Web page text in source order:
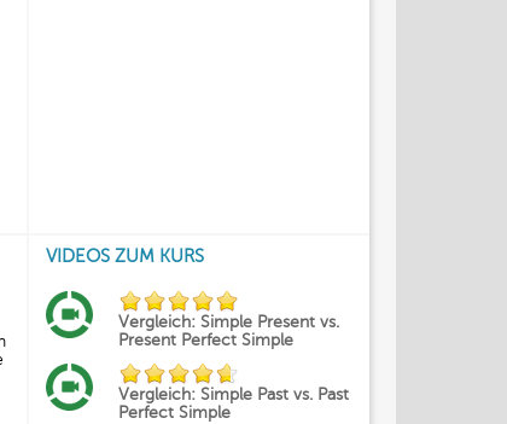
VIDEOS ZUM KURS
Vergleich: Simple Present vs.
Present Perfect Simple
Vergleich: Simple Past vs. Past
Perfect Simple